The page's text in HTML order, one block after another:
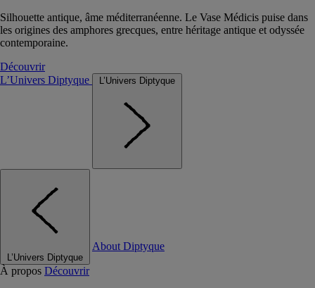
Silhouette antique, âme méditerranéenne. Le Vase Médicis puise dans
les origines des amphores grecques, entre héritage antique et odyssée
contemporaine.
Découvrir
L’Univers Diptyque
L’Univers Diptyque
L’Univers Diptyque
About Diptyque
À propos Découvrir